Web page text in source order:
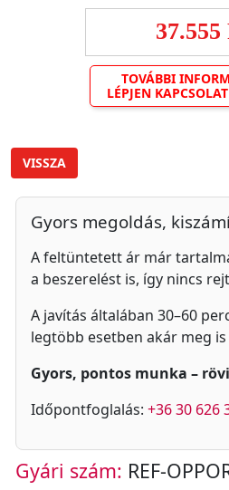
TOVÁBBI
LÉPJEN
VISSZA
Gyors megoldás,
A feltüntetett ár már
a beszerelést is, így nincs
A javítás általában 30–60
legtöbb esetben akár meg
Gyors, pontos munka –
Időpontfoglalás: +36 30 626
Gyári szám: REF-